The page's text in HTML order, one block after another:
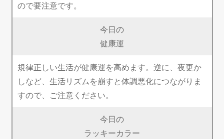
ので要注意です。
今日の
健康運
規律正しい生活が健康運を高めます。逆に、夜更か
しなど、生活リズムを崩すと体調悪化につながりま
すので、ご注意ください。
今日の
ラッキーカラー